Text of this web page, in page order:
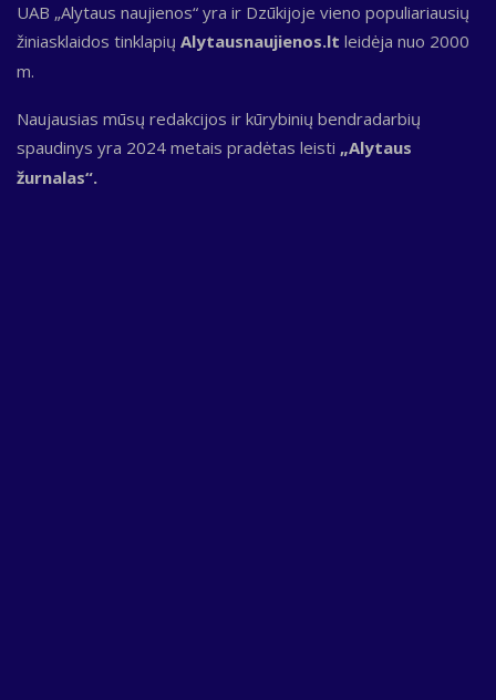
UAB „Alytaus naujienos“ yra ir Dzūkijoje vieno populiariausių
žiniasklaidos tinklapių Alytausnaujienos.lt leidėja nuo 2000
m.
Naujausias mūsų redakcijos ir kūrybinių bendradarbių
spaudinys yra 2024 metais pradėtas leisti „Alytaus
žurnalas“.